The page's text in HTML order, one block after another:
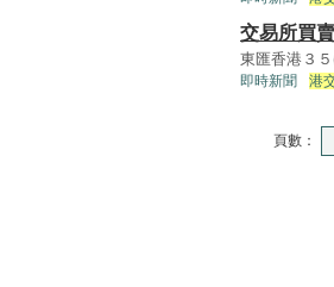
交易所買
東匯香港３
即時新聞 港
頁數：